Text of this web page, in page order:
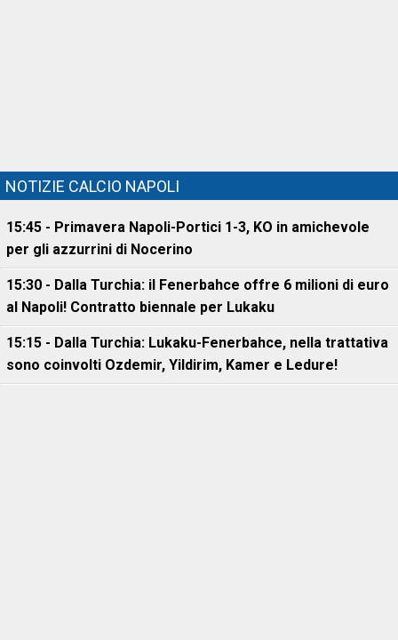
NOTIZIE CALCIO NAPOLI
15:45 - Primavera Napoli-Portici 1-3, KO in amichevole
per gli azzurrini di Nocerino
15:30 - Dalla Turchia: il Fenerbahce offre 6 milioni di euro
al Napoli! Contratto biennale per Lukaku
15:15 - Dalla Turchia: Lukaku-Fenerbahce, nella trattativa
sono coinvolti Ozdemir, Yildirim, Kamer e Ledure!